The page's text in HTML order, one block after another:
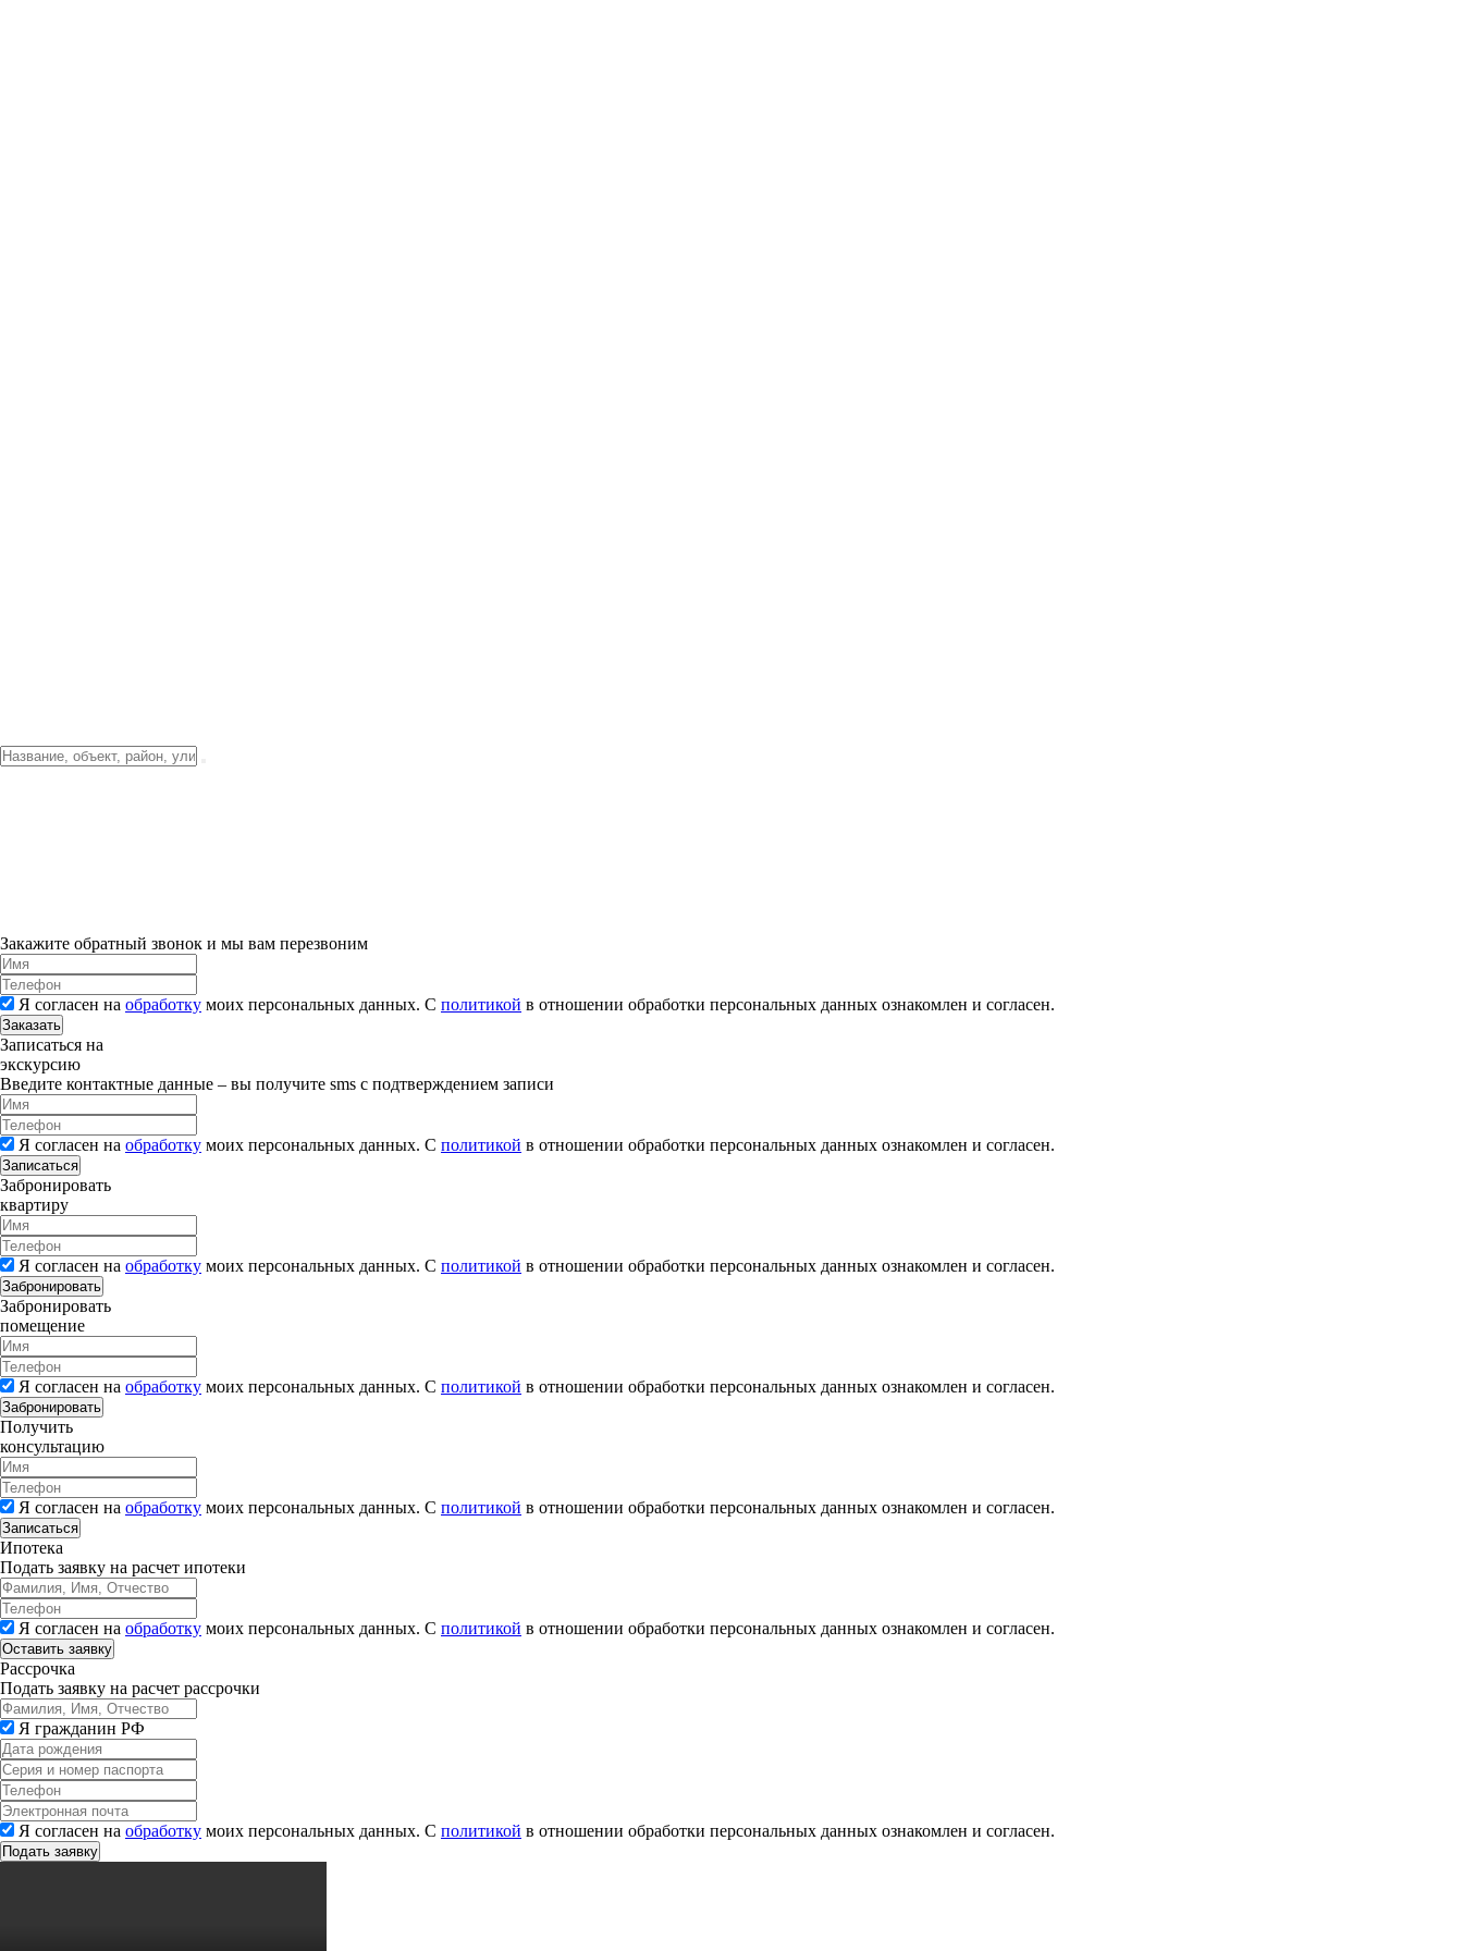
Закажите обратный звонок и мы вам перезвоним
Я согласен на обработку моих персональных данных. С политикой в отношении обработки персональных данных ознакомлен и согласен.
Заказать
Записаться на
экскурсию
Введите контактные данные – вы получите sms с подтверждением записи
Я согласен на обработку моих персональных данных. С политикой в отношении обработки персональных данных ознакомлен и согласен.
Записаться
Забронировать
квартиру
Я согласен на обработку моих персональных данных. С политикой в отношении обработки персональных данных ознакомлен и согласен.
Забронировать
Забронировать
помещение
Я согласен на обработку моих персональных данных. С политикой в отношении обработки персональных данных ознакомлен и согласен.
Забронировать
Получить
консультацию
Я согласен на обработку моих персональных данных. С политикой в отношении обработки персональных данных ознакомлен и согласен.
Записаться
Ипотека
Подать заявку на расчет ипотеки
Я согласен на обработку моих персональных данных. С политикой в отношении обработки персональных данных ознакомлен и согласен.
Рассрочка
Подать заявку на расчет рассрочки
Я гражданин РФ
Я согласен на обработку моих персональных данных. С политикой в отношении обработки персональных данных ознакомлен и согласен.